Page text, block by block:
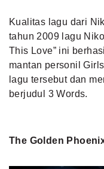
Kualitas lagu dari
tahun 2009 lagu
This Love” ini
mantan personil
lagu tersebut dan
berjudul 3 Words.
The Golden